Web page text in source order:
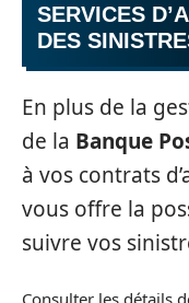
SERVICES
DES
En plus de la
de la Banque
à vos contrats
vous offre la
suivre vos
Consulter les détails